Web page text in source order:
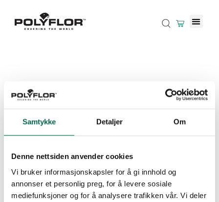
Samtykke Detaljer Om
Denne nettsiden anvender cookies
Vi bruker informasjonskapsler for å gi innhold og
annonser et personlig preg, for å levere sosiale
mediefunksjoner og for å analysere trafikken vår. Vi deler